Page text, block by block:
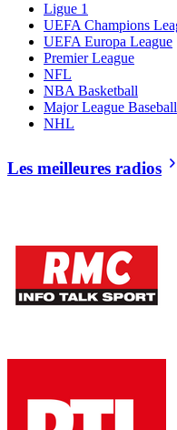
Ligue 1
UEFA Champions
UEFA Europa League
Premier League
NFL
NBA Basketball
Major League Baseball
NHL
Les meilleures radios